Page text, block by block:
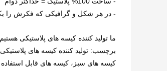
- در هر شکل و گرافیکی که فکرش را
ما تولید کننده کیسه های پلاستیکی
برچسب: تولید کننده کیسه های
کیسه های سبز، کیسه های قابل